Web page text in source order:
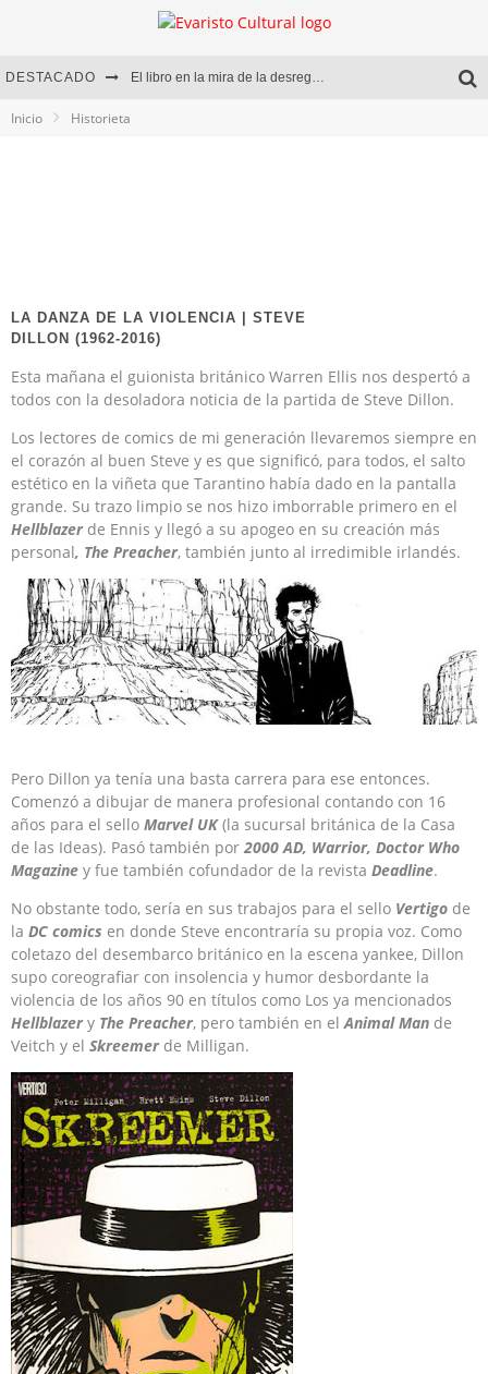
DESTACADO El libro en la mira de la desregulación
Inicio Historieta
LA DANZA DE LA VIOLENCIA | STEVE
DILLON (1962-2016)
Esta mañana el guionista británico Warren Ellis nos despertó a
todos con la desoladora noticia de la partida de Steve Dillon.
Los lectores de comics de mi generación llevaremos siempre en
el corazón al buen Steve y es que significó, para todos, el salto
estético en la viñeta que Tarantino había dado en la pantalla
grande. Su trazo limpio se nos hizo imborrable primero en el
Hellblazerde Ennis y llegó a su apogeo en su creación más
personal, The Preacher, también junto al irredimible irlandés.
Pero Dillon ya tenía una basta carrera para ese entonces.
Comenzó a dibujar de manera profesional contando con 16
años para el sello Marvel UK(la sucursal británica de la Casa
de las Ideas). Pasó también por 2000 AD, Warrior, Doctor Who
Magazine y fue también cofundador de la revista Deadline.
No obstante todo, sería en sus trabajos para el sello Vertigo de
la DC comics en donde Steve encontraría su propia voz. Como
coletazo del desembarco británico en la escena yankee, Dillon
supo coreografiar con insolencia y humor desbordante la
violencia de los años 90 en títulos como Los ya mencionados
Hellblazery The Preacher, pero también en el Animal Man de
Veitch y el Skreemerde Milligan.